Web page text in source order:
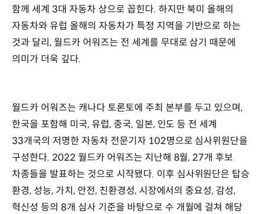
함께 세계 3대 자동차 상으로 꼽힌다. 하지만 북미 올해의
자동차와 유럽 올해의 자동차가 특정 지역을 기반으로 하는
것과 달리, 월드카 어워즈는 전 세계를 무대로 삼기 때문에
의미가 더욱 깊다.
월드카 어워즈는 캐나다 토론토에 주최 본부를 두고 있으며,
한국을 포함해 미국, 유럽, 중국, 일본, 인도 등 전 세계
33개국의 저명한 자동차 전문기자 102명으로 심사위원단을
구성한다. 2022 월드카 어워즈는 지난해 8월, 27개 후보
차종들을 발표하는 것으로 시작됐다. 이후 심사위원단은 탑승
환경, 성능, 가치, 안전, 친환경성, 시장에서의 중요성, 감성,
혁신성 등의 8개 심사 기준을 바탕으로 수 개월에 걸쳐 해당